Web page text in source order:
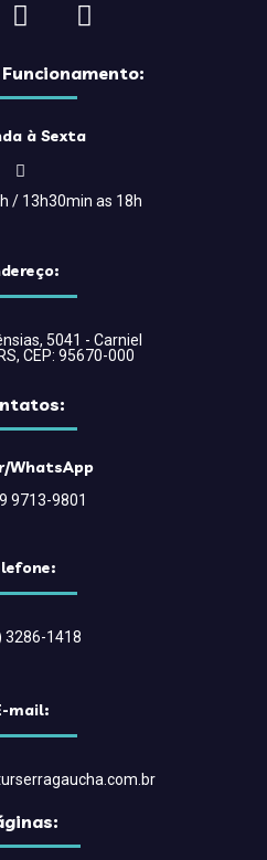
à Sexta
/ 13h30min as 18h
5041 - Carniel
CEP: 95670-000
WhatsApp
9713-9801
3286-1418
mail: